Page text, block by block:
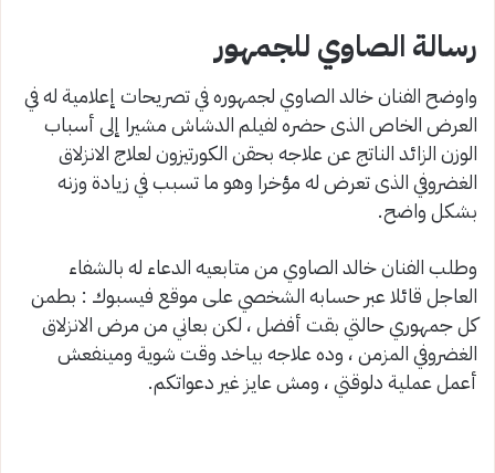
رسالة الصاوي للجمهور
واوضح الفنان خالد الصاوي لجمهوره في تصريحات إعلامية له في
العرض الخاص الذى حضره لفيلم الدشاش مشيرا إلى أسباب
الوزن الزائد الناتج عن علاجه بحقن الكورتيزون لعلاج الانزلاق
الغضروفي الذى تعرض له مؤخرا وهو ما تسبب في زيادة وزنه
بشكل واضح.
وطلب الفنان خالد الصاوي من متابعيه الدعاء له بالشفاء
العاجل قائلا عبر حسابه الشخصي على موقع فيسبوك : بطمن
كل جمهوري حالتي بقت أفضل ، لكن بعاني من مرض الانزلاق
الغضروفي المزمن ، وده علاجه بياخد وقت شوية ومينفعش
أعمل عملية دلوقتي ، ومش عايز غير دعواتكم.